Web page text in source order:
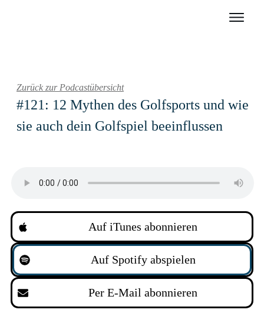
Zurück zur Podcastübersicht
#121: 12 Mythen des Golfsports und wie
sie auch dein Golfspiel beeinflussen
Auf iTunes abonnieren
Auf Spotify abspielen
Per E-Mail abonnieren